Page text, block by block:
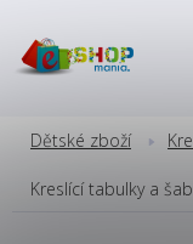
obsah
Dětské zboží
Kreslící tabulky a